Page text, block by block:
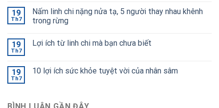
19
Th7
Nấm linh chi nặng nửa tạ, 5 người thay nhau khênh
trong rừng
19
Th7
Lợi ích từ linh chi mà bạn chưa biết
19
Th7
10 lợi ích sức khỏe tuyệt vời của nhân sâm